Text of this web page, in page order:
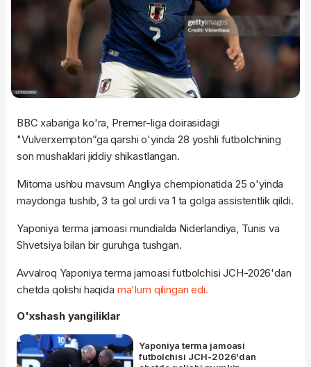
BBC xabariga ko'ra, Premer-liga doirasidagi
"Vulverxempton”ga qarshi o'yinda 28 yoshli futbolchining
son mushaklari jiddiy shikastlangan.
Mitoma ushbu mavsum Angliya chempionatida 25 o'yinda
maydonga tushib, 3 ta gol urdi va 1 ta golga assistentlik qildi.
Yaponiya terma jamoasi mundialda Niderlandiya, Tunis va
Shvetsiya bilan bir guruhga tushgan.
Avvalroq Yaponiya terma jamoasi futbolchisi JCH-2026'dan
chetda qolishi haqida ma'lum qilingan edi.
O'xshash yangiliklar
Yaponiya terma jamoasi
futbolchisi JCH-2026'dan